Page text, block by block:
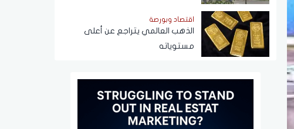
اقتصاد وبورصة
الذهب العالمي يتراجع عن أعلى
مستوياته